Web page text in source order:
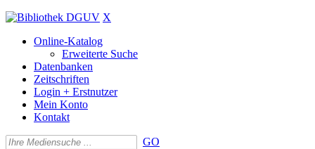
X
Online-Katalog
Erweiterte Suche
Datenbanken
Zeitschriften
Login + Erstnutzer
Mein Konto
Kontakt
GO